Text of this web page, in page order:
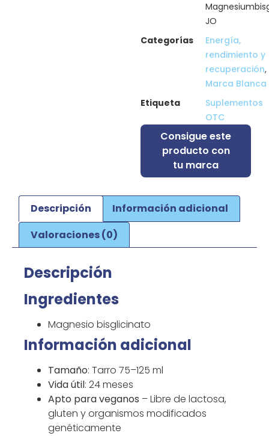
JO
Categorías
Energía,
rendimiento y
recuperación,
Marca Blanca
Etiqueta
Suplementos
OTC
Consigue este
producto con
tu marca
Descripción
Información adicional
Valoraciones (0)
Descripción
Ingredientes
Magnesio bisglicinato
Información adicional
Tamaño: Tarro 75–125 ml
Vida útil: 24 meses
Apto para veganos – Libre de lactosa,
gluten y organismos modificados
genéticamente